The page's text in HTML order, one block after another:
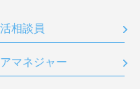
相談員
マネジャー